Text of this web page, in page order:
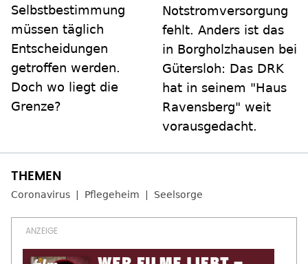
Selbstbestimmung
müssen täglich
Entscheidungen
getroffen werden.
Doch wo liegt die
Grenze?
Notstromversorgung
fehlt. Anders ist das
in Borgholzhausen bei
Gütersloh: Das DRK
hat in seinem "Haus
Ravensberg" weit
vorausgedacht.
Coronavirus Pflegeheim Seelsorge